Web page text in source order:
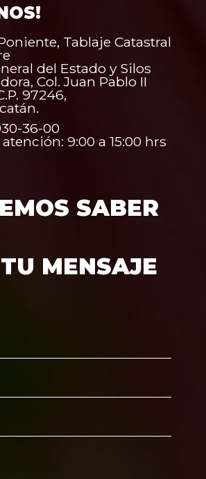
Tablaje Catastral
del Estado y Silos
Col. Juan Pablo II
97246,
36-00
9:00 a 15:00 hrs
SABER
MENSAJE